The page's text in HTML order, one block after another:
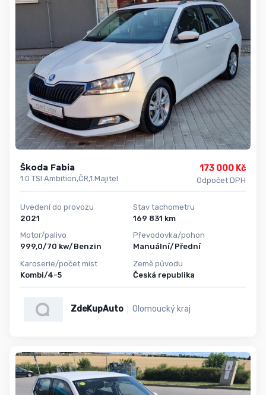
Škoda Fabia
1.0 TSI Ambition,ČR,1.Majitel
173 000 Kč
Odpočet DPH
Uvedení do provozu
2021
Motor/palivo
999,0/70 kw/Benzin
Karoserie/počet míst
Kombi/4-5
Stav tachometru
169 831 km
Převodovka/pohon
Manuální/Přední
Země původu
Česká republika
ZdeKupAuto Olomoucký kraj